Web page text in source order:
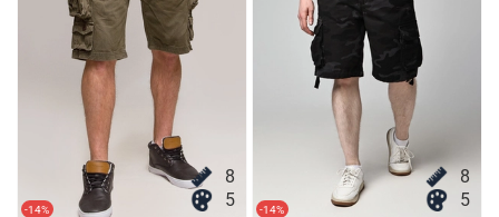
-14%
8
5
-14%
8
5